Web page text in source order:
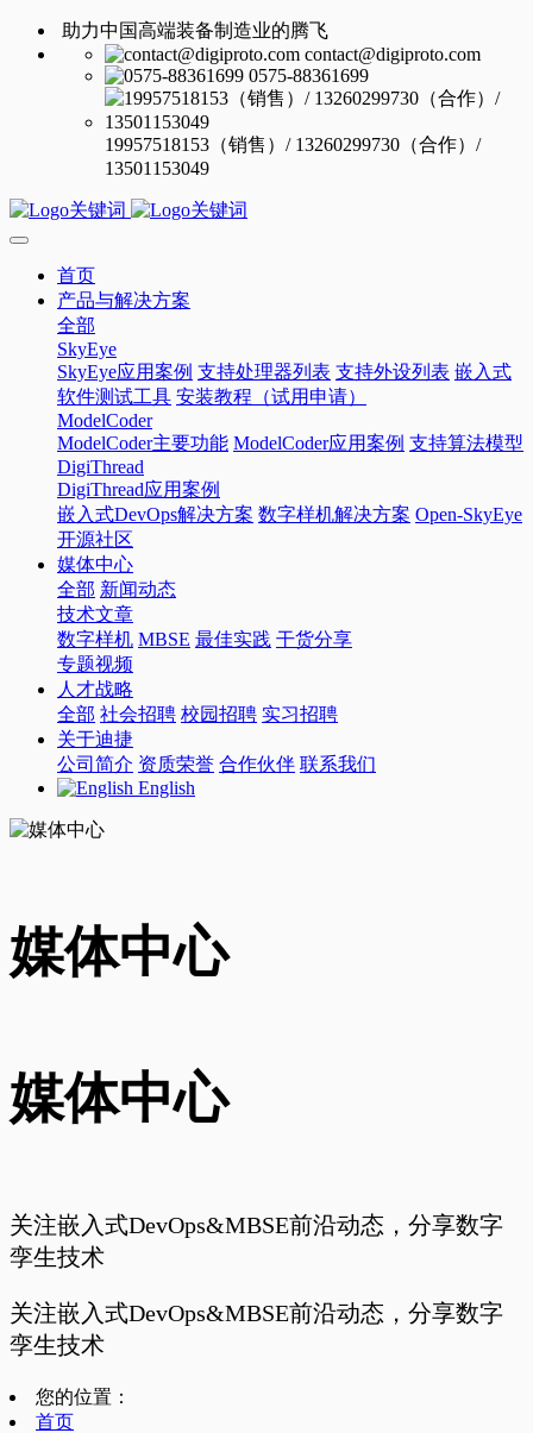
助力中国高端装备制造业的腾飞
contact@digiproto.com
0575-88361699
19957518153（销售）/ 13260299730（合作）/
13501153049
首页
产品与解决方案
全部
SkyEye
SkyEye应用案例 支持处理器列表 支持外设列表 嵌入式
软件测试工具 安装教程（试用申请）
ModelCoder
ModelCoder主要功能 ModelCoder应用案例 支持算法模型
DigiThread
DigiThread应用案例
嵌入式DevOps解决方案 数字样机解决方案 Open-SkyEye
开源社区
媒体中心
全部 新闻动态
技术文章
数字样机 MBSE 最佳实践 干货分享
专题视频
人才战略
全部 社会招聘 校园招聘 实习招聘
关于迪捷
公司简介 资质荣誉 合作伙伴 联系我们
English
媒体中心
媒体中心
关注嵌入式DevOps&MBSE前沿动态，分享数字
孪生技术
关注嵌入式DevOps&MBSE前沿动态，分享数字
孪生技术
您的位置：
首页